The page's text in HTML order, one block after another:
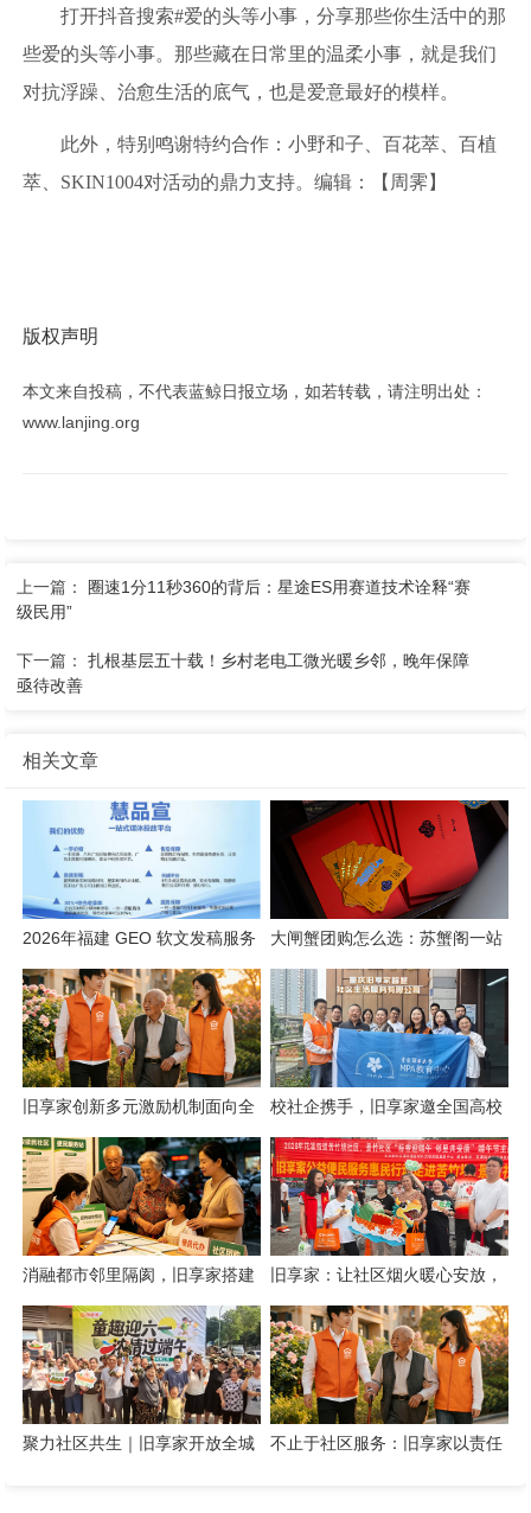
打开抖音搜索#爱的头等小事，分享那些你生活中的那
些爱的头等小事。那些藏在日常里的温柔小事，就是我们
对抗浮躁、治愈生活的底气，也是爱意最好的模样。
此外，特别鸣谢特约合作：小野和子、百花萃、百植
萃、SKIN1004对活动的鼎力支持。编辑：【周霁】
版权声明
本文来自投稿，不代表蓝鲸日报立场，如若转载，请注明出处：
www.lanjing.org
上一篇： 圈速1分11秒360的背后：星途ES用赛道技术诠释“赛
级民用”
下一篇：扎根基层五十载！乡村老电工微光暖乡邻，晚年保障
亟待改善
相关文章
2026年福建 GEO 软文发稿服务
商｜慧品宣：以 AI 技术赋能品
牌全域传播
大闸蟹团购怎么选：苏蟹阁一站
式采购解析
旧享家创新多元激励机制面向全
城招募社区志愿者
校社企携手，旧享家邀全国高校
共建“智慧社区+实践育人”新生态
消融都市邻里隔阂，旧享家搭建
数字化桥梁，打通公益帮扶与社
区需
旧享家：让社区烟火暖心安放，
让邻里温情岁岁相伴
聚力社区共生｜旧享家开放全城
不止于社区服务：旧享家以责任